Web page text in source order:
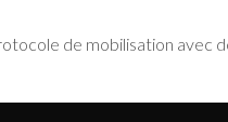
de mobilisation